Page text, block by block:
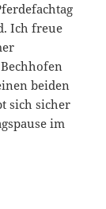
Ich freue
beiden
sich sicher
im